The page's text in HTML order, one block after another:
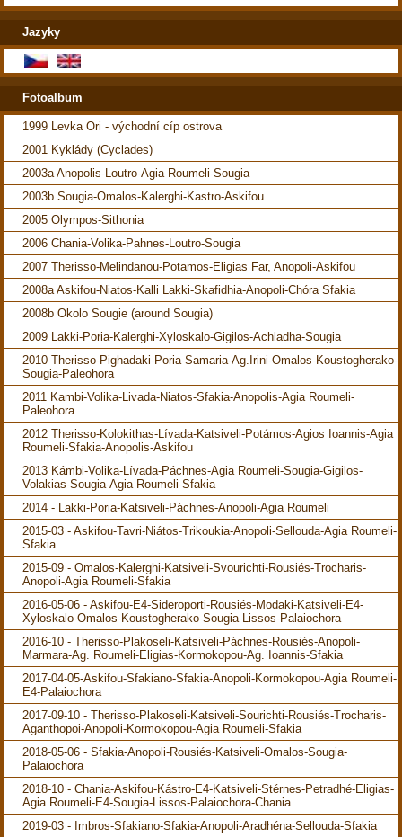
Jazyky
Fotoalbum
1999 Levka Ori - východní cíp ostrova
2001 Kyklády (Cyclades)
2003a Anopolis-Loutro-Agia Roumeli-Sougia
2003b Sougia-Omalos-Kalerghi-Kastro-Askifou
2005 Olympos-Sithonia
2006 Chania-Volika-Pahnes-Loutro-Sougia
2007 Therisso-Melindanou-Potamos-Eligias Far, Anopoli-Askifou
2008a Askifou-Niatos-Kalli Lakki-Skafidhia-Anopoli-Chóra Sfakia
2008b Okolo Sougie (around Sougia)
2009 Lakki-Poria-Kalerghi-Xyloskalo-Gigilos-Achladha-Sougia
2010 Therisso-Pighadaki-Poria-Samaria-Ag.Irini-Omalos-Koustogherako-
Sougia-Paleohora
2011 Kambi-Volika-Livada-Niatos-Sfakia-Anopolis-Agia Roumeli-
Paleohora
2012 Therisso-Kolokithas-Lívada-Katsiveli-Potámos-Agios Ioannis-Agia
Roumeli-Sfakia-Anopolis-Askifou
2013 Kámbi-Volika-Lívada-Páchnes-Agia Roumeli-Sougia-Gigilos-
Volakias-Sougia-Agia Roumeli-Sfakia
2014 - Lakki-Poria-Katsiveli-Páchnes-Anopoli-Agia Roumeli
2015-03 - Askifou-Tavri-Niátos-Trikoukia-Anopoli-Sellouda-Agia Roumeli-
Sfakia
2015-09 - Omalos-Kalerghi-Katsiveli-Svourichti-Rousiés-Trocharis-
Anopoli-Agia Roumeli-Sfakia
2016-05-06 - Askifou-E4-Sideroporti-Rousiés-Modaki-Katsiveli-E4-
Xyloskalo-Omalos-Koustogherako-Sougia-Lissos-Palaiochora
2016-10 - Therisso-Plakoseli-Katsiveli-Páchnes-Rousiés-Anopoli-
Marmara-Ag. Roumeli-Eligias-Kormokopou-Ag. Ioannis-Sfakia
2017-04-05-Askifou-Sfakiano-Sfakia-Anopoli-Kormokopou-Agia Roumeli-
E4-Palaiochora
2017-09-10 - Therisso-Plakoseli-Katsiveli-Sourichti-Rousiés-Trocharis-
Aganthopoi-Anopoli-Kormokopou-Agia Roumeli-Sfakia
2018-05-06 - Sfakia-Anopoli-Rousiés-Katsiveli-Omalos-Sougia-
Palaiochora
2018-10 - Chania-Askifou-Kástro-E4-Katsiveli-Stérnes-Petradhé-Eligias-
Agia Roumeli-E4-Sougia-Lissos-Palaiochora-Chania
2019-03 - Imbros-Sfakiano-Sfakia-Anopoli-Aradhéna-Sellouda-Sfakia